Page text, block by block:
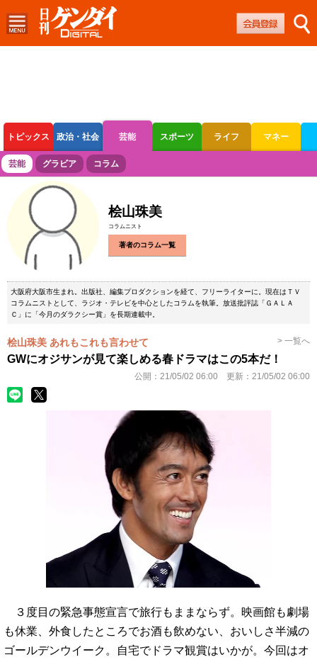
トピックス 政治・社会 芸能 スポーツ ライフ マネー
ボートレース 競輪 オートレース
芸能 グラビア コラム
桧山珠美
コラムニスト
著者のコラム一覧
大阪府大阪市生まれ。出版社、編集プロダクションを経て、フリーライターに。現在はＴＶ
コラムニストとして、ラジオ・テレビを中心としたコラムを執筆。放送批評誌「ＧＡＬＡ
Ｃ」に「今月のダラクシー賞」を長期連載中。
桧山珠美 あれもこれも言わせて > 一覧へ
GWにオジサンが見て楽しめる春ドラマはこの5本だ！
公開： 21/05/02 06:00 更新： 21/05/02 06:00
３度目の緊急事態宣言で旅行もままならず。映画館も劇場
も休業、外食したところでお酒も飲めない、おいしさ半減の
ゴールデンウイーク。自宅でドラマ観賞はいかが。今回はオ